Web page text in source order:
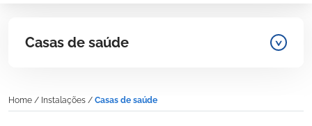
Casas de saúde
Home / Instalações / Casas de saúde